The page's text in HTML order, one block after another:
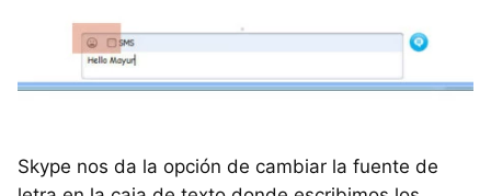
Skype nos da la opción de cambiar la fuente de